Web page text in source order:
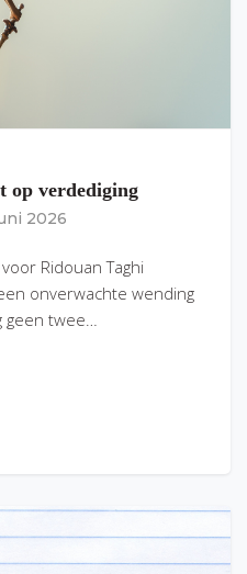
op verdediging
2026
Ridouan Taghi
onverwachte wending
twee…